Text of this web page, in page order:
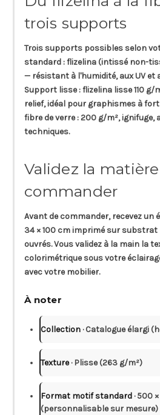
trois supports
Trois supports possibles selon
standard : flizelina (intissé non-
— résistant à l'humidité, aux UV et
Support lisse: flizelina lisse 110
relief, idéal pour graphismes à
fibre de verre: 200 g/m², ignifuge,
techniques.
Validez la
commander
Avant de commander, recevez un
34 × 100 cmimprimé sur substrat
ouvrés. Vous validez à la main la
colorimétrique sous votre
avec votre mobilier.
À noter
Collection · Catalogue élargi
Texture· Plisse (263 g/m²)
Format motif standard · 500
(personnalisable sur mesure)